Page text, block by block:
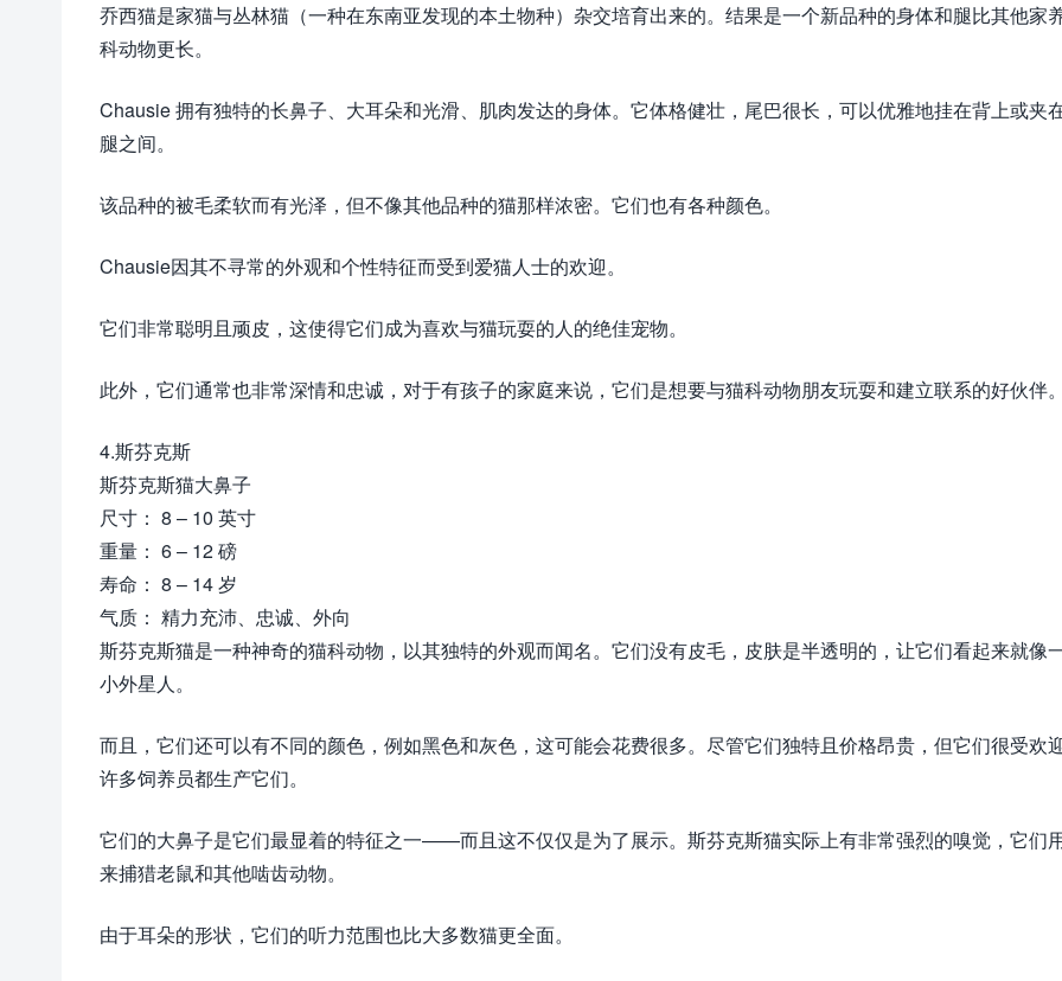
乔西猫是家猫与丛林猫（一种在东南亚发现的本土物种）杂交培育出来的。结果是一个新品种的身体和腿比其他家
科动物更长。
Chausie 拥有独特的长鼻子、大耳朵和光滑、肌肉发达的身体。它体格健壮，尾巴很长，可以优雅地挂在背上或夹
腿之间。
该品种的被毛柔软而有光泽，但不像其他品种的猫那样浓密。它们也有各种颜色。
Chausie因其不寻常的外观和个性特征而受到爱猫人士的欢迎。
它们非常聪明且顽皮，这使得它们成为喜欢与猫玩耍的人的绝佳宠物。
此外，它们通常也非常深情和忠诚，对于有孩子的家庭来说，它们是想要与猫科动物朋友玩耍和建立联系的好伙伴。
4.斯芬克斯
斯芬克斯猫大鼻子
尺寸： 8 – 10 英寸
重量： 6 – 12 磅
寿命： 8 – 14 岁
气质： 精力充沛、忠诚、外向
斯芬克斯猫是一种神奇的猫科动物，以其独特的外观而闻名。它们没有皮毛，皮肤是半透明的，让它们看起来就像
小外星人。
而且，它们还可以有不同的颜色，例如黑色和灰色，这可能会花费很多。尽管它们独特且价格昂贵，但它们很受欢
许多饲养员都生产它们。
它们的大鼻子是它们最显着的特征之一——而且这不仅仅是为了展示。斯芬克斯猫实际上有非常强烈的嗅觉，它们
来捕猎老鼠和其他啮齿动物。
由于耳朵的形状，它们的听力范围也比大多数猫更全面。